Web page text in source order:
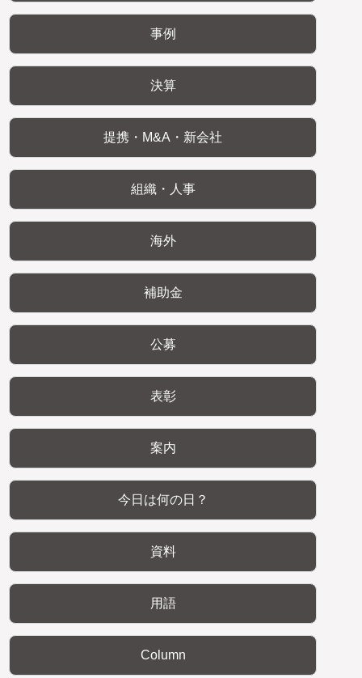
事例
決算
提携・M&A・新会社
組織・人事
海外
補助金
公募
表彰
案内
今日は何の日？
資料
用語
Column